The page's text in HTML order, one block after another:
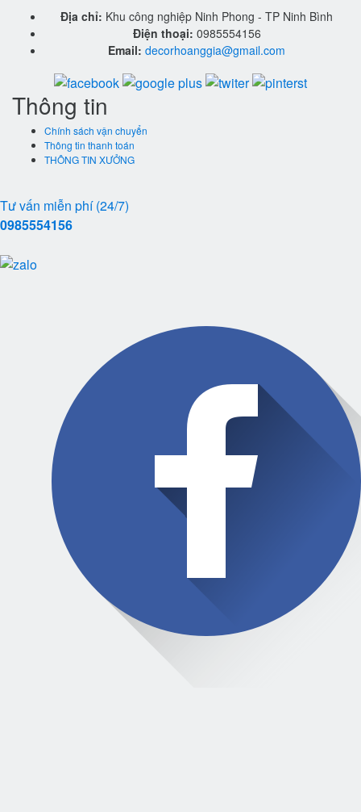
Địa chỉ: Khu công nghiệp Ninh Phong - TP Ninh Bình
Điện thoại: 0985554156
Email: decorhoanggia@gmail.com
Thông tin
Chính sách vận chuyển
Thông tin thanh toán
THÔNG TIN XƯỞNG
Tư vấn miễn phí (24/7)
0985554156